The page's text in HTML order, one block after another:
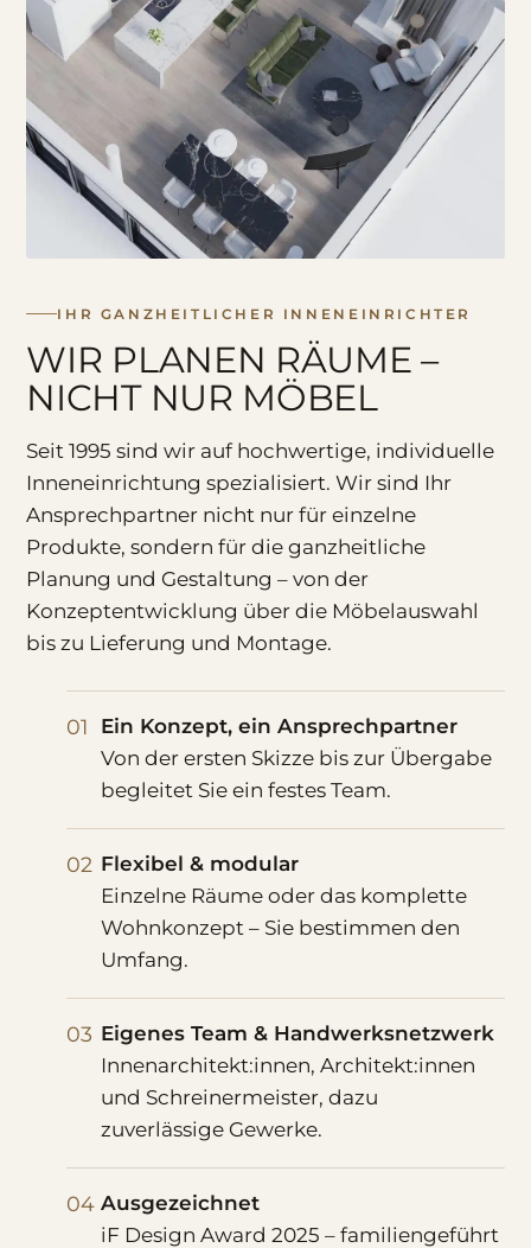
IHR GANZHEITLICHER INNENEINRICHTER
WIR PLANEN RÄUME –
NICHT NUR MÖBEL
Seit 1995 sind wir auf hochwertige, individuelle
Inneneinrichtung spezialisiert. Wir sind Ihr
Ansprechpartner nicht nur für einzelne
Produkte, sondern für die ganzheitliche
Planung und Gestaltung – von der
Konzeptentwicklung über die Möbelauswahl
bis zu Lieferung und Montage.
01
Ein Konzept, ein Ansprechpartner
Von der ersten Skizze bis zur Übergabe
begleitet Sie ein festes Team.
02 Flexibel & modular
Einzelne Räume oder das komplette
Wohnkonzept – Sie bestimmen den
Umfang.
03 Eigenes Team & Handwerksnetzwerk
Innenarchitekt:innen, Architekt:innen
und Schreinermeister, dazu
zuverlässige Gewerke.
04 Ausgezeichnet
iF Design Award 2025 – familiengeführt